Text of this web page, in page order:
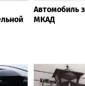
Автомобиль
МКАД